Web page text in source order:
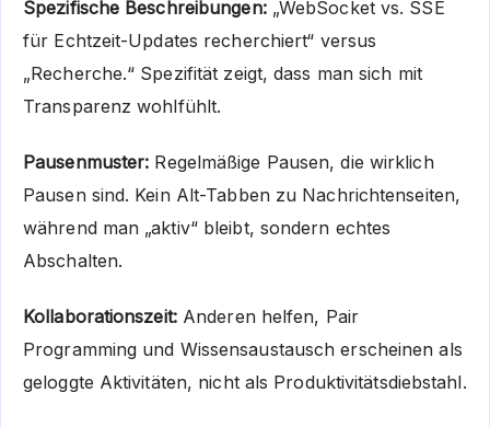
Spezifische Beschreibungen:„WebSocket vs. SSE
für Echtzeit-Updates recherchiert“ versus
„Recherche.“ Spezifität zeigt, dass man sich mit
Transparenz wohlfühlt.
Pausenmuster: Regelmäßige Pausen, die wirklich
Pausen sind. Kein Alt-Tabben zu Nachrichtenseiten,
während man „aktiv“ bleibt, sondern echtes
Abschalten.
Kollaborationszeit:Anderen helfen, Pair
Programming und Wissensaustausch erscheinen als
geloggte Aktivitäten, nicht als Produktivitätsdiebstahl.